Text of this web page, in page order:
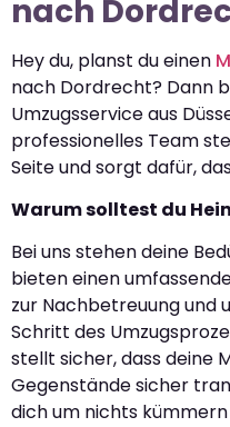
nach
Hey du, planst du einen
nach Dordrecht? Dann
Umzugsservice aus
professionelles Team
Seite und sorgt dafür,
Warum solltest du
Bei uns stehen deine
bieten einen
zur Nachbetreuung und
Schritt des
stellt sicher, dass deine
Gegenstände sicher
dich um nichts kümmern